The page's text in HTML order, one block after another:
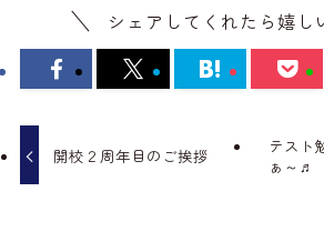
シェアしてくれたら嬉し
開校２周年目のご挨拶
テスト
ぁ～♬